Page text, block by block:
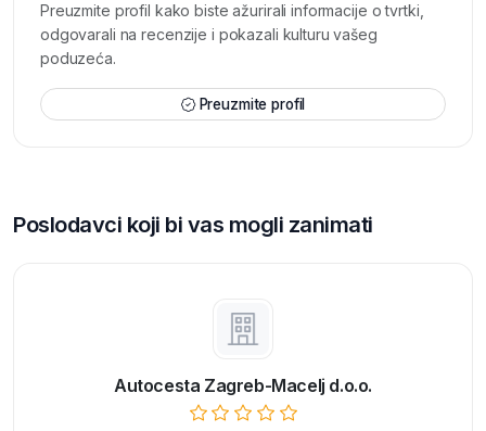
Preuzmite profil kako biste ažurirali informacije o tvrtki,
odgovarali na recenzije i pokazali kulturu vašeg
poduzeća.
Preuzmite profil
Poslodavci koji bi vas mogli zanimati
Autocesta Zagreb-Macelj d.o.o.